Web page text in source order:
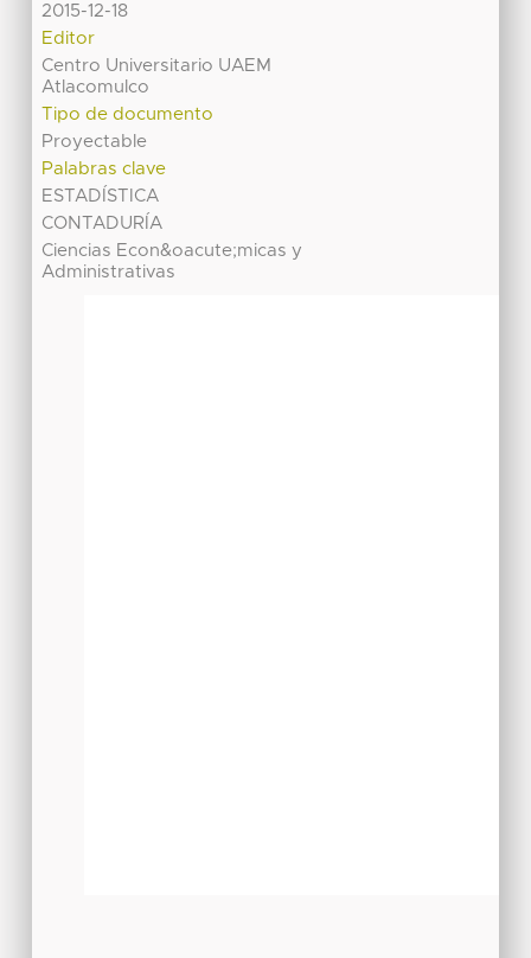
2015-12-18
Editor
Centro Universitario UAEM
Atlacomulco
Tipo de documento
Proyectable
Palabras clave
ESTADÍSTICA
CONTADURÍA
Ciencias Econ&oacute;micas y
Administrativas